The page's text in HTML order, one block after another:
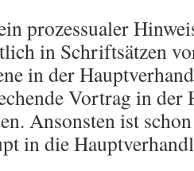
prozessualer
in Schriftsätzen
in der
Vortrag in der
Ansonsten ist
in die